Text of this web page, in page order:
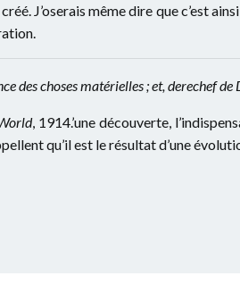
J’oserais même dire que c’est
des choses matérielles ; et, derechef de
, 1914.’une découverte,
qu’il est le résultat d’une